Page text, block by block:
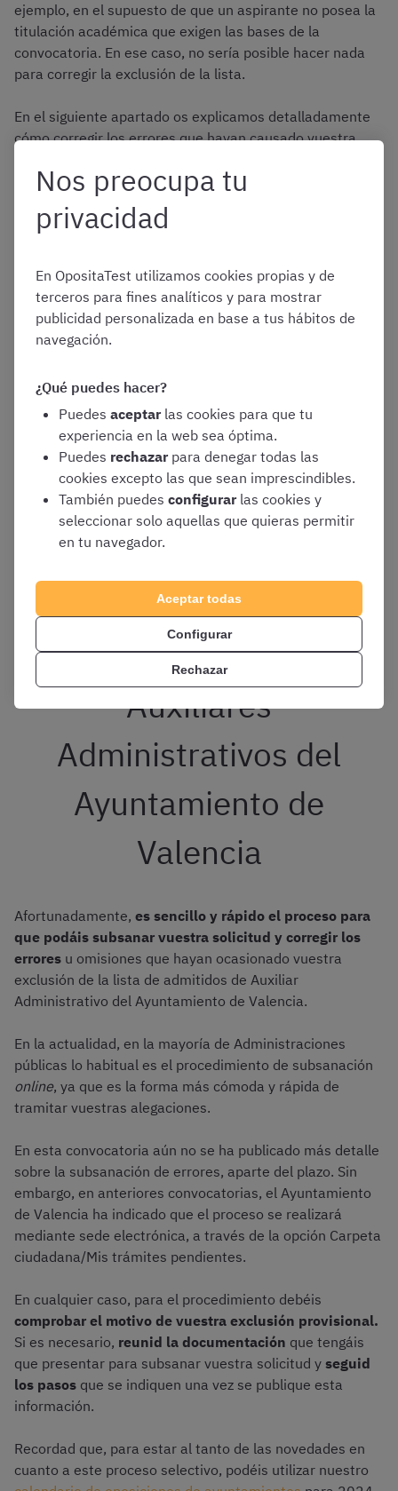
ejemplo, en el supuesto de que un aspirante no posea la
titulación académica que exigen las bases de la
convocatoria. En ese caso, no sería posible hacer nada
para corregir la exclusión de la lista.
En el siguiente apartado os explicamos detalladamente
cómo corregir los errores que hayan causado vuestra
unaCorporación Local? 🙋
✍️ ¡Practica conmás de 2.400 preguntas test ! ✅
Pasos para subsanar
errores en la
documentación de las
oposiciones de
Auxiliares
Administrativos del
Ayuntamiento de
Valencia
Afortunadamente, es sencillo y rápido el proceso para
que podáis subsanar vuestra solicitud y corregir los
errores u omisiones que hayan ocasionado vuestra
exclusión de la lista de admitidos de Auxiliar
Administrativo del Ayuntamiento de Valencia.
En la actualidad, en la mayoría de Administraciones
públicas lo habitual es el procedimiento de subsanación
online, ya que es la forma más cómoda y rápida de
tramitar vuestras alegaciones.
En esta convocatoria aún no se ha publicado más detalle
sobre la subsanación de errores, aparte del plazo. Sin
embargo, en anteriores convocatorias, el Ayuntamiento
de Valencia ha indicado que el proceso se realizará
mediante sede electrónica, a través de la opción Carpeta
ciudadana/Mis trámites pendientes.
En cualquier caso, para el procedimiento debéis
comprobar el motivo de vuestra exclusión provisional.
Si es necesario, reunid la documentación que tengáis
que presentar para subsanar vuestra solicitud y seguid
los pasos que se indiquen una vez se publique esta
información.
Recordad que, para estar al tanto de las novedades en
cuanto a este proceso selectivo, podéis utilizar nuestro
Nos preocupa tu
privacidad
En OpositaTest utilizamos cookies propias y de
terceros para fines analíticos y para mostrar
publicidad personalizada en base a tus hábitos de
navegación.
¿Qué puedes hacer?
Puedes aceptar las cookies para que tu
experiencia en la web sea óptima.
Puedes rechazar para denegar todas las
cookies excepto las que sean imprescindibles.
También puedes configurar las cookies y
seleccionar solo aquellas que quieras permitir
en tu navegador.
Aceptar todas
Configurar
Rechazar